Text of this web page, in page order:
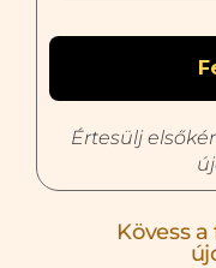
Értesülj
Kövess